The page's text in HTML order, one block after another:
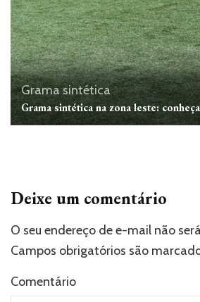
Grama sintética
Grama sintética na zona leste:
Deixe um comentário
O seu endereço de e-mail não
Campos obrigatórios são
Comentário